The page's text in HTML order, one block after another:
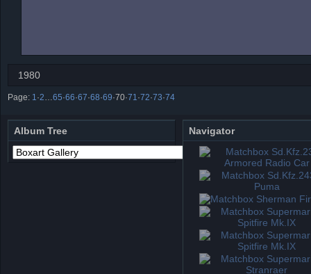
1980
Page: 1 ·2 65·66·67·68·69·70·71 ·72·73·74
Album Tree Navigator